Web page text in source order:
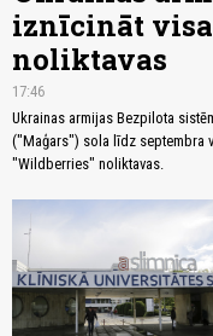
iznīcināt
noliktavas
17:46
Ukrainas armijas Bezpilota
("Maģars") sola līdz septembra
"Wildberries" noliktavas.